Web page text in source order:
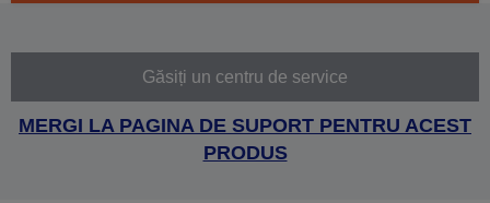
Găsiți un centru de service
MERGI LA PAGINA DE SUPORT PENTRU ACEST
PRODUS